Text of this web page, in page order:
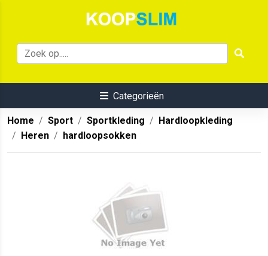
Categorieën
Home Sport Sportkleding
Hardloopkleding
Heren
hardloopsokken